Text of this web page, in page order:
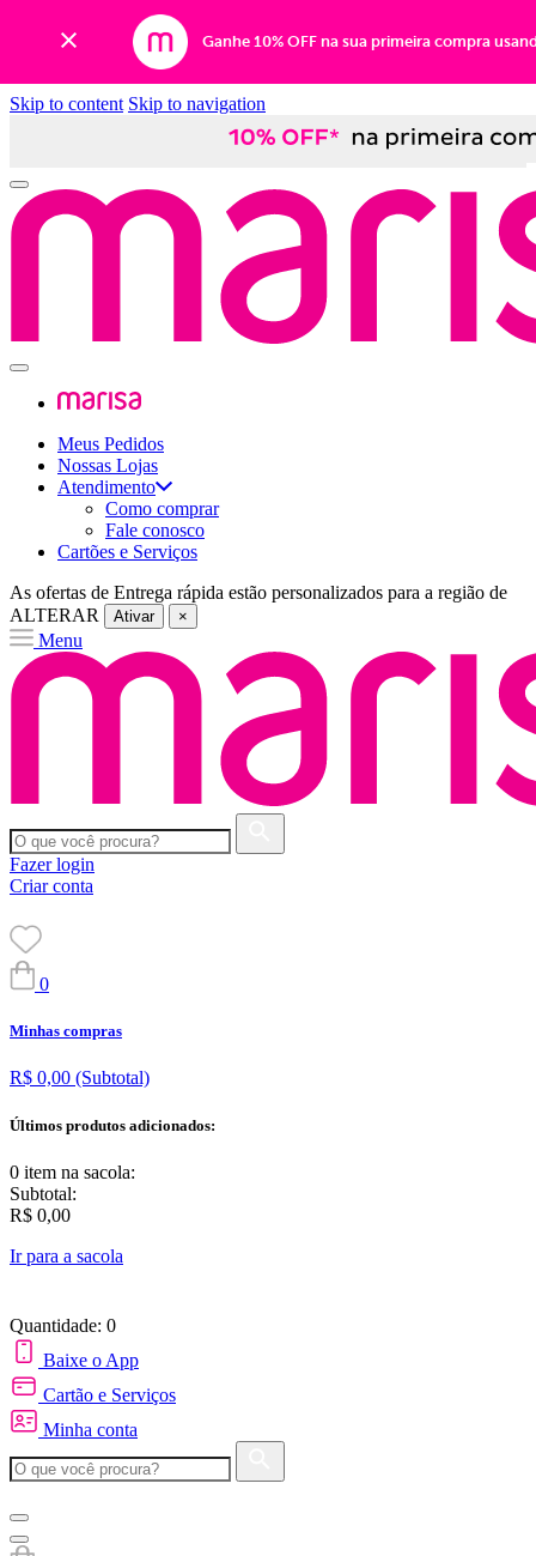
Ganhe 10% OFF na sua primeira compra
Skip to content Skip to navigation
Meus Pedidos
Nossas Lojas
Atendimento
Como comprar
Fale conosco
Cartões e Serviços
As ofertas de Entrega rápida estão personalizados para a região de
ALTERAR
Ativar ×
Menu
Fazer login
Criar conta
0
Minhas compras
R$ 0,00 (Subtotal)
Últimos produtos adicionados:
0 item na sacola:
Subtotal:
R$ 0,00
Ir para a sacola
Quantidade: 0
Baixe o App
Cartão e Serviços
Minha conta